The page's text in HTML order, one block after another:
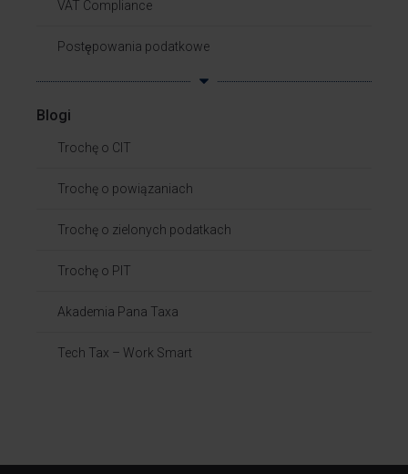
VAT Compliance
Postępowania podatkowe
Blogi
Trochę o CIT
Trochę o powiązaniach​
Trochę o zielonych podatkach
Trochę o PIT
Akademia Pana Taxa
Tech Tax – Work Smart